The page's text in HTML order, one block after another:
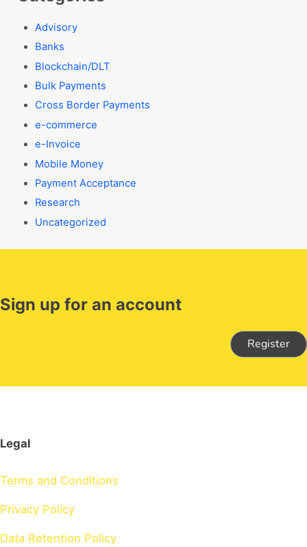
Advisory
Banks
Blockchain/DLT
Bulk Payments
Cross Border Payments
e-commerce
e-Invoice
Mobile Money
Payment Acceptance
Research
Uncategorized
Sign up for an account
Register
Legal
Terms and Conditions
Privacy Policy
Data Retention Policy